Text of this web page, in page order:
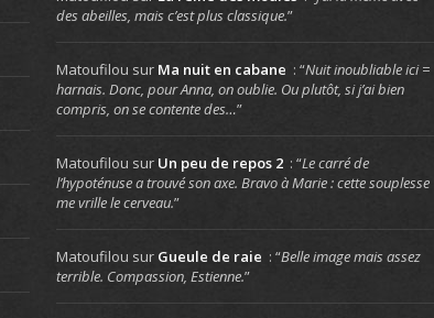
des abeilles, mais c’est plus classique.”
Matoufilou sur Ma nuit en cabane : “Nuit inoubliable ici =
harnais. Donc, pour Anna, on oublie. Ou plutôt, si j’ai bien
compris, on se contente des…”
Matoufilou sur Un peu de repos 2 : “Le carré de
l’hypoténuse a trouvé son axe. Bravo à Marie : cette souplesse
me vrille le cerveau.”
Matoufilou sur Gueule de raie : “Belle image mais assez
terrible. Compassion, Estienne.”